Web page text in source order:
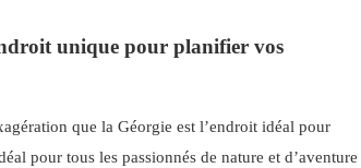
unique pour planifier vos
que la Géorgie est l’endroit idéal pour
pour tous les passionnés de nature et d’aventure